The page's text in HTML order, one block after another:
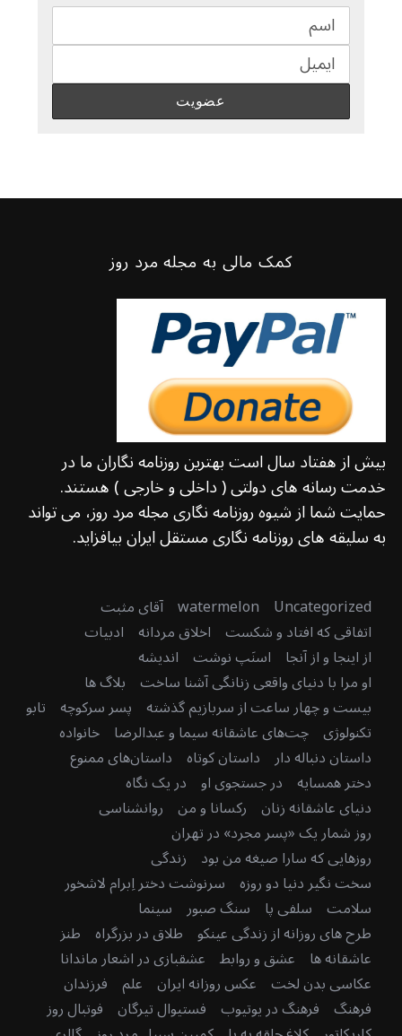
کمک مالی به مجله مرد روز
بیش از هفتاد سال است بهترین روزنامه نگاران ما در
خدمت رسانه های دولتی ( داخلی و خارجی ) هستند.
حمایت شما از شیوه روزنامه نگاری مجله مرد روز، می تواند
به سلیقه های روزنامه نگاری مستقل ایران بیافزاید.
Uncategorized
watermelon آقای مثبت
اتفاقی که افتاد و شکست اخلاق مردانه ادبیات
از اینجا و از آنجا اسنَپ نوشت اندیشه
او مرا با دنیای واقعی زنانگی آشنا ساخت بلاگ ها
بیست و چهار ساعت از سربازیم گذشته پسر سرکوچه تابو
تکنولوژی چت‌های عاشقانه سیما و عبدالرضا خانواده
داستان دنباله دار داستان کوتاه داستان‌های ممنوع
دختر همسایه در جستجوی او در یک نگاه
دنیای عاشقانه زنان رکسانا و من روانشناسی
روز شمار یک «پسر مجرد» در تهران
روزهایی که سارا صیغه من بود زندگی
سخت نگیر دنیا دو روزه سرنوشت دختر اِبرام لاشخور
سلامت سلفی پا سنگ صبور سینما
طرح های روزانه از زندگی عینکو طلاق در بزرگراه طنز
عاشقانه ها عشق و روابط عشقبازی در اشعار ماندانا
عکاسی بدن لخت عکس روزانه ایران علم فرزندان
فرهنگ فرهنگ در یوتیوب فستیوال تیرگان فوتبال روز